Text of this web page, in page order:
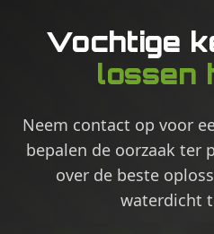
Vochtige
lossen
Neem contact op voor
bepalen de oorzaak ter
over de beste
waterdicht